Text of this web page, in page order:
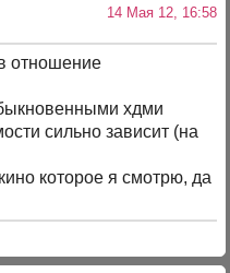
14 Мая 12, 16:58
отношение
хдми
сильно зависит (на
которое я смотрю, да